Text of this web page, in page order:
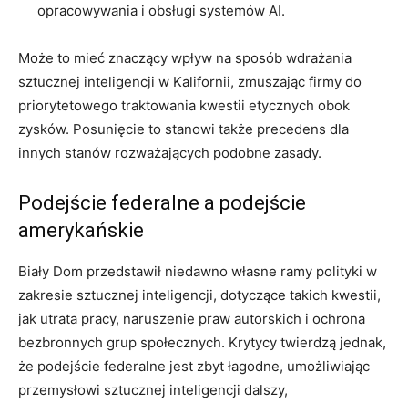
opracowywania i obsługi systemów AI.
Może to mieć znaczący wpływ na sposób wdrażania
sztucznej inteligencji w Kalifornii, zmuszając firmy do
priorytetowego traktowania kwestii etycznych obok
zysków. Posunięcie to stanowi także precedens dla
innych stanów rozważających podobne zasady.
Podejście federalne a podejście
amerykańskie
Biały Dom przedstawił niedawno własne ramy polityki w
zakresie sztucznej inteligencji, dotyczące takich kwestii,
jak utrata pracy, naruszenie praw autorskich i ochrona
bezbronnych grup społecznych. Krytycy twierdzą jednak,
że podejście federalne jest zbyt łagodne, umożliwiając
przemysłowi sztucznej inteligencji dalszy,